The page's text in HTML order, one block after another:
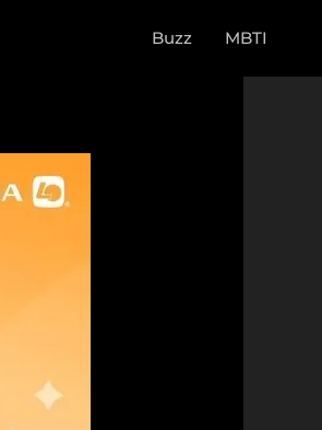
Buzz MBTI